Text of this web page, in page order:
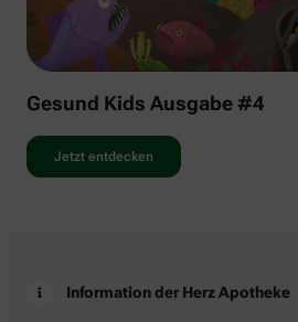
Gesund Kids Ausgabe #4
Jetzt entdecken
Information der Herz Apotheke